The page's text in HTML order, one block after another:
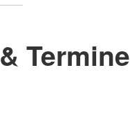
Termine